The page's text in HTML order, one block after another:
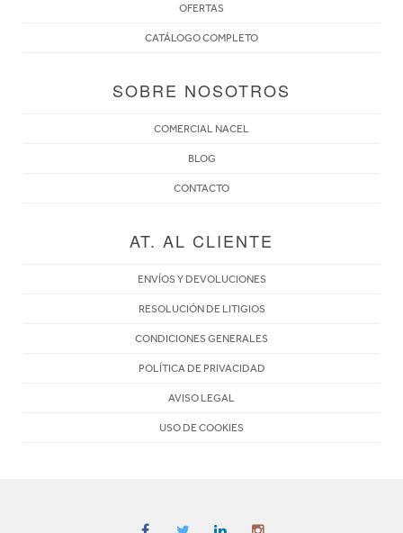
OFERTAS
CATÁLOGO COMPLETO
SOBRE NOSOTROS
COMERCIAL NACEL
BLOG
CONTACTO
AT. AL CLIENTE
ENVÍOS Y DEVOLUCIONES
RESOLUCIÓN DE LITIGIOS
CONDICIONES GENERALES
POLÍTICA DE PRIVACIDAD
AVISO LEGAL
USO DE COOKIES